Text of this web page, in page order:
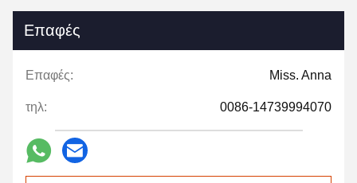
Επαφές
Επαφές: Miss. Anna
τηλ: 0086-14739994070